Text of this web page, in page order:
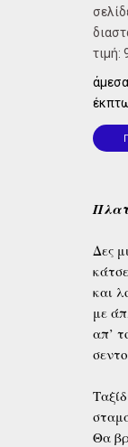
τιμή:
Δες
και
με
απ’
Θα